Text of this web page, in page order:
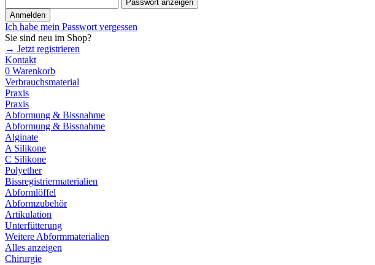
Passwort anzeigen
Anmelden
Ich habe mein Passwort vergessen
Sie sind neu im Shop?
→ Jetzt registrieren
Kontakt
0 Warenkorb
Verbrauchsmaterial
Praxis
Praxis
Abformung & Bissnahme
Abformung & Bissnahme
Alginate
A Silikone
C Silikone
Polyether
Bissregistriermaterialien
Abformlöffel
Abformzubehör
Artikulation
Unterfütterung
Weitere Abformmaterialien
Alles anzeigen
Chirurgie